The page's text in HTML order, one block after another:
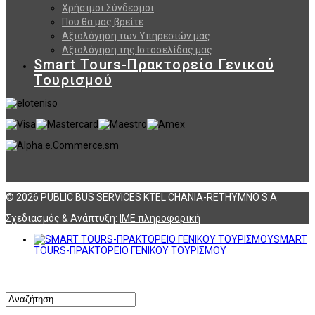
Χρήσιμοι Σύνδεσμοι
Που θα μας βρείτε
Αξιολόγηση των Υπηρεσιών μας
Αξιολόγηση της Ιστοσελίδας μας
Smart Tours-Πρακτορείο Γενικού
Τουρισμού
© 2026 PUBLIC BUS SERVICES KTEL CHANIA-RETHYMNO S.A
Σχεδιασμός & Ανάπτυξη: ΙΜΕ πληροφορική
SMART
TOURS-ΠΡΑΚΤΟΡΕΙΟ ΓΕΝΙΚΟΥ ΤΟΥΡΙΣΜΟΥ